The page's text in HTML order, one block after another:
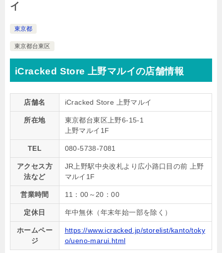
イ
東京都
東京都台東区
iCracked Store 上野マルイの店舗情報
店舗名 iCracked Store 上野マルイ
所在地
東京都台東区上野6-15-1
上野マルイ1F
TEL 080-5738-7081
アクセス方
法など
JR上野駅中央改札より広小路口目の前 上野
マルイ1F
営業時間 11：00～20：00
定休日 年中無休（年末年始一部を除く）
ホームペー
ジ
https://www.icracked.jp/storelist/kanto/toky
o/ueno-marui.html